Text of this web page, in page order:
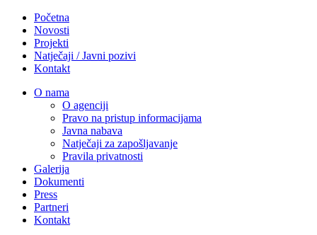
Početna
Novosti
Projekti
Natječaji / Javni pozivi
Kontakt
O nama
O agenciji
Pravo na pristup informacijama
Javna nabava
Natječaji za zapošljavanje
Pravila privatnosti
Galerija
Dokumenti
Press
Partneri
Kontakt